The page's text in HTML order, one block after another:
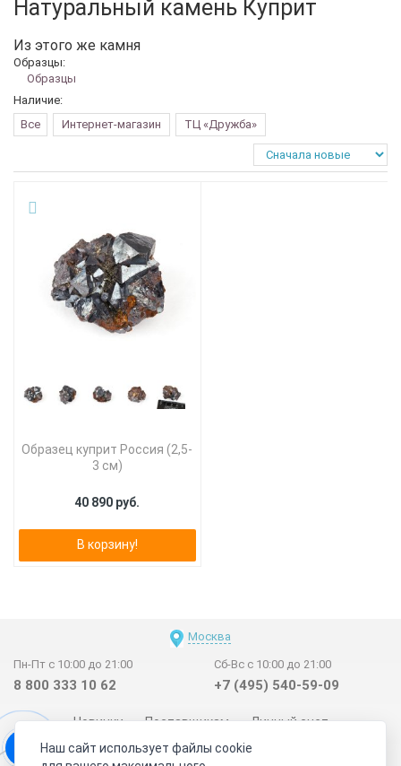
Натуральный камень Куприт
Из этого же камня
Образцы:
Образцы
Наличие:
Все
Интернет-магазин ТЦ «Дружба»
Образец куприт Россия (2,5-
3 см)
40 890 руб.
В корзину!
Москва
Пн-Пт с 10:00 до 21:00
8 800 333 10 62
Сб-Вс с 10:00 до 21:00
+7 (495) 540-59-09
Новинки Поставщикам
Личный счет
Договор-оферта
О нас Наши магазины
Наш сайт использует файлы cookie